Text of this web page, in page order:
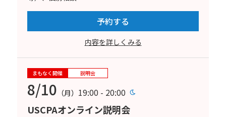
予約する
内容を詳しくみる
まもなく開催 説明会
8/10 （月） 19:00 - 20:00
USCPAオンライン説明会